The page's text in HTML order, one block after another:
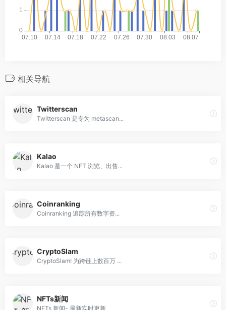
相关导航
Twitterscan
Twitterscan 是专为 metascan...
Kalao
Kalao 是一个 NFT 浏览、出售...
Coinranking
Coinranking 追踪所有数字资...
CryptoSlam
CryptoSlam! 为跨链上数百万 ...
NFTs新闻
NFTs 新闻- 最新实时更新